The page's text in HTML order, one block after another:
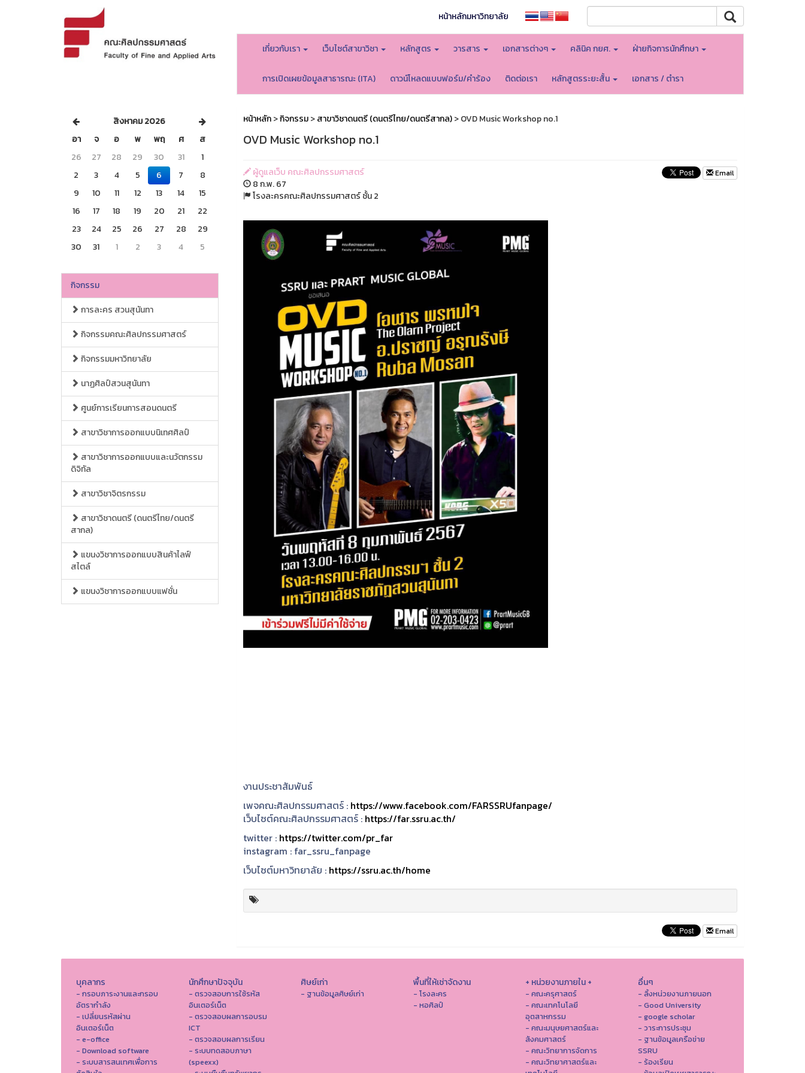
หน้าหลักมหาวิทยาลัย
เกี่ยวกับเรา เว็บไซต์สาขาวิชา หลักสูตร วารสาร เอกสารต่างๆ คลินิค กยศ. ฝ่ายกิจการนักศึกษา
การเปิดเผยข้อมูลสาธารณะ (ITA) ดาวน์โหลดแบบฟอร์ม/คำร้อง ติดต่อเรา หลักสูตรระยะสั้น เอกสาร / ตำรา
สิงหาคม 2026
อา
จ อ พ พฤ ศ
ส
26
27 28 29 30 31
1
2
3 4 5 6 7
8
9
10 11 12 13 14
15
16
17 18 19 20 21
22
23
24 25 26 27 28
29
30
31 1 2 3 4 5
กิจกรรม
การละคร สวนสุนันทา
กิจกรรมคณะศิลปกรรมศาสตร์
กิจกรรมมหาวิทยาลัย
นาฏศิลป์สวนสุนันทา
ศูนย์การเรียนการสอนดนตรี
สาขาวิชาการออกแบบนิเทศศิลป์
สาขาวิชาการออกแบบและนวัตกรรม
ดิจิทัล
สาขาวิชาจิตรกรรม
สาขาวิชาดนตรี (ดนตรีไทย/ดนตรี
สากล)
แขนงวิชาการออกแบบสินค้าไลฟ์
สไตล์
แขนงวิชาการออกแบบแฟชั่น
หน้าหลัก>กิจกรรม>สาขาวิชาดนตรี (ดนตรีไทย/ดนตรีสากล)> OVD Music Workshop no.1
OVD Music Workshop no.1
ผู้ดูแลเว็บ คณะศิลปกรรมศาสตร์
8 ก.พ. 67
โรงละครคณะศิลปกรรมศาสตร์ ชั้น 2
Email
งานประชาสัมพันธ์
เพจคณะศิลปกรรมศาสตร์ : https://www.facebook.com/FARSSRUfanpage/
เว็บไซต์คณะศิลปกรรมศาสตร์ : https://far.ssru.ac.th/
twitter : https://twitter.com/pr_far
instagram : far_ssru_fanpage
เว็บไซต์มหาวิทยาลัย : https://ssru.ac.th/home
Email
บุคลากร
- กรอบภาระงานและกรอบ
อัตรากำลัง
- เปลี่ยนรหัสผ่าน
อินเตอร์เน็ต
- e-office
- Download software
- ระบบสารสนเทศเพื่อการ
นักศึกษาปัจจุบัน
- ตรวจสอบการใช้รหัส
อินเตอร์เน็ต
- ตรวจสอบผลการอบรม
ICT
- ตรวจสอบผลการเรียน
- ระบบทดสอบภาษา
(speexx)
ศิษย์เก่า
- ฐานข้อมูลศิษย์เก่า
พื้นที่ให้เช่าจัดงาน
- โรงละคร
- หอศิลป์
+ หน่วยงานภายใน +
- คณะครุศาสตร์
- คณะเทคโนโลยี
อุตสาหกรรม
- คณะมนุษยศาสตร์และ
สังคมศาสตร์
- คณะวิทยาการจัดการ
- คณะวิทยาศาสตร์และ
อื่นๆ
- ลิ้งหน่วยงานภายนอก
- Good University
- google scholar
- วาระการประชุม
- ฐานข้อมูลเครือข่าย
SSRU
- ร้องเรียน